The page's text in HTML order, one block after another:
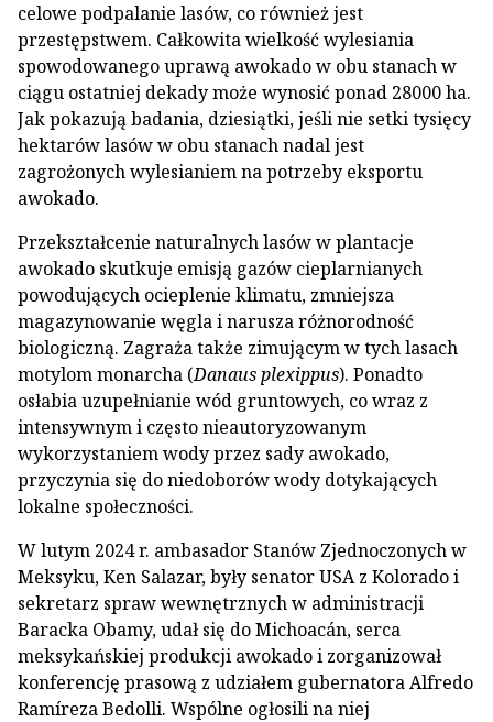
celowe podpalanie lasów, co również jest
przestępstwem. Całkowita wielkość wylesiania
spowodowanego uprawą awokado w obu stanach w
ciągu ostatniej dekady może wynosić ponad 28000 ha.
Jak pokazują badania, dziesiątki, jeśli nie setki tysięcy
hektarów lasów w obu stanach nadal jest
zagrożonych wylesianiem na potrzeby eksportu
awokado.
Przekształcenie naturalnych lasów w plantacje
awokado skutkuje emisją gazów cieplarnianych
powodujących ocieplenie klimatu, zmniejsza
magazynowanie węgla i narusza różnorodność
biologiczną. Zagraża także zimującym w tych lasach
motylom monarcha (Danaus plexippus). Ponadto
osłabia uzupełnianie wód gruntowych, co wraz z
intensywnym i często nieautoryzowanym
wykorzystaniem wody przez sady awokado,
przyczynia się do niedoborów wody dotykających
lokalne społeczności.
W lutym 2024 r. ambasador Stanów Zjednoczonych w
Meksyku, Ken Salazar, były senator USA z Kolorado i
sekretarz spraw wewnętrznych w administracji
Baracka Obamy, udał się do Michoacán, serca
meksykańskiej produkcji awokado i zorganizował
konferencję prasową z udziałem gubernatora Alfredo
Ramíreza Bedolli. Wspólne ogłosili na niej